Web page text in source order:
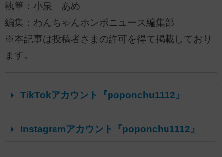
執筆：小泉 あめ
編集：わんちゃんホンポニュース編集部
※本記事は投稿者さまの許可を得て掲載しており
ます。
TikTokアカウント『poponchu1112』
Instagramアカウント『poponchu1112』